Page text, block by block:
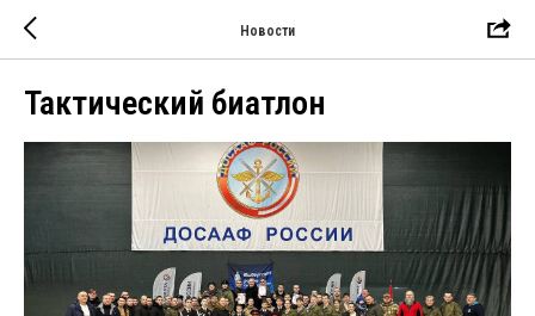
Новости
Тактический биатлон